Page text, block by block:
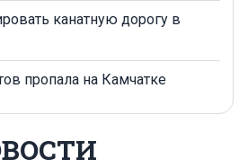
канатную дорогу в
пропала на Камчатке